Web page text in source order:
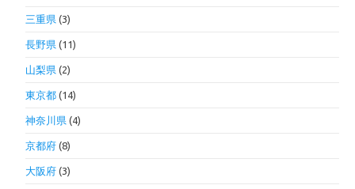
三重県 (3)
長野県 (11)
山梨県 (2)
東京都 (14)
神奈川県 (4)
京都府 (8)
大阪府 (3)